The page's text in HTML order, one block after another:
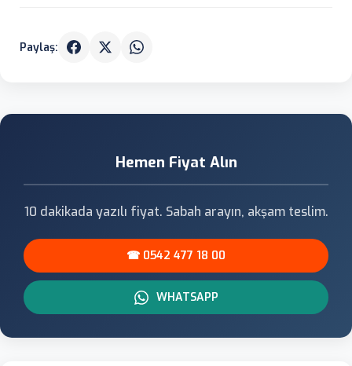
Paylaş:
Hemen Fiyat Alın
10 dakikada yazılı fiyat. Sabah arayın, akşam teslim.
☎ 0542 477 18 00
WHATSAPP